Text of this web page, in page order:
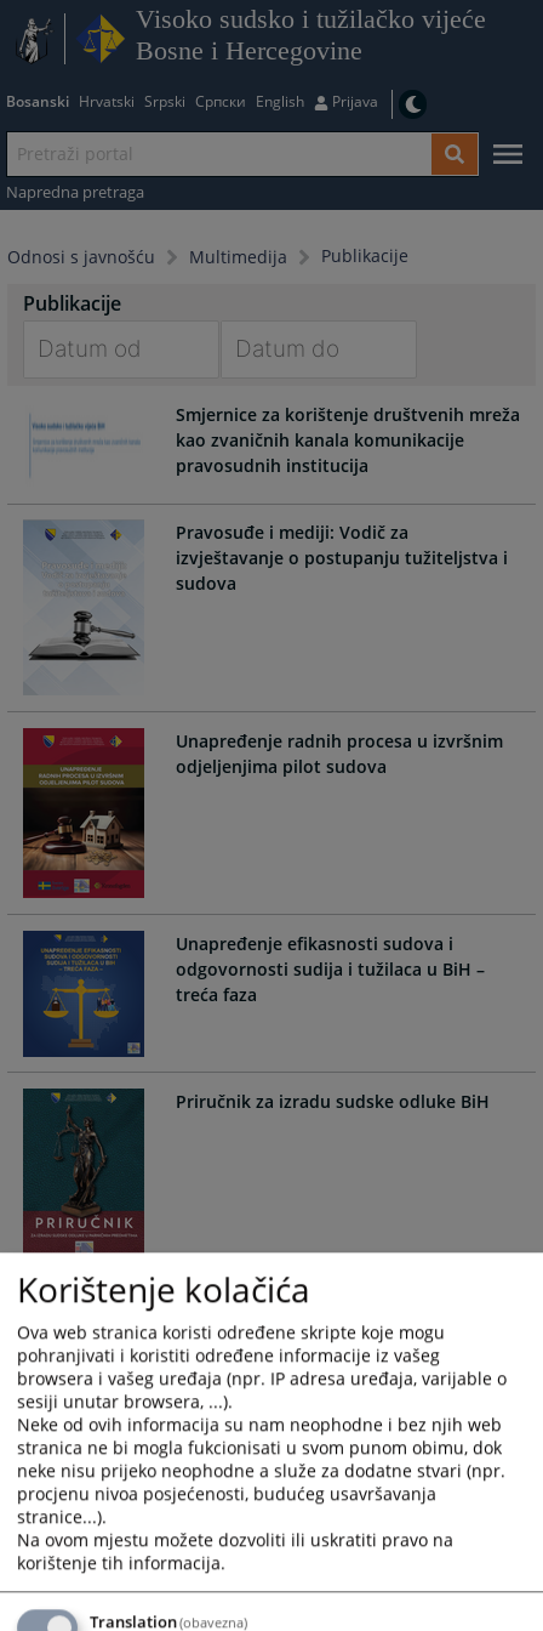
Visoko sudsko i tužilačko vijeće
Bosne i Hercegovine
Bosanski Hrvatski Srpski Српски English Prijava
Napredna pretraga
Odnosi s javnošću Multimedija Publikacije
Publikacije
forward
to
the
calendar
and
select
date.
the
question
mark
key
get
the
keyboard
shortcuts
for
changing
dates.
forward
to
interact
the
calendar
and
the
question
mark
shortcuts
for
changing
dates.
Smjernice za korištenje društvenih mreža
kao zvaničnih kanala komunikacije
pravosudnih institucija
Pravosuđe i mediji: Vodič za
izvještavanje o postupanju tužiteljstva i
sudova
Unapređenje radnih procesa u izvršnim
odjeljenjima pilot sudova
Unapređenje efikasnosti sudova i
odgovornosti sudija i tužilaca u BiH –
treća faza
Priručnik za izradu sudske odluke BiH
Medijski akcioni plan
Moj vodič kroz krivični postupak
Korištenje kolačića
Ova web stranica koristi određene skripte koje mogu
pohranjivati i koristiti određene informacije iz vašeg
browsera i vašeg uređaja (npr. IP adresa uređaja, varijable o
sesiji unutar browsera, ...).
Neke od ovih informacija su nam neophodne i bez njih web
stranica ne bi mogla fukcionisati u svom punom obimu, dok
neke nisu prijeko neophodne a služe za dodatne stvari (npr.
procjenu nivoa posjećenosti, budućeg usavršavanja
stranice...).
Na ovom mjestu možete dozvoliti ili uskratiti pravo na
korištenje tih informacija.
Translation(obavezna)